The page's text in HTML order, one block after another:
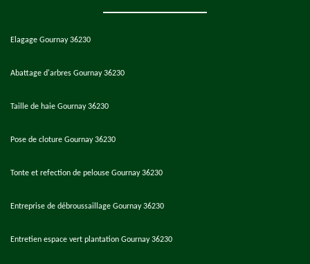
Elagage Gournay 36230
Abattage d'arbres Gournay 36230
Taille de haie Gournay 36230
Pose de cloture Gournay 36230
Tonte et refection de pelouse Gournay 36230
Entreprise de débroussaillage Gournay 36230
Entretien espace vert plantation Gournay 36230